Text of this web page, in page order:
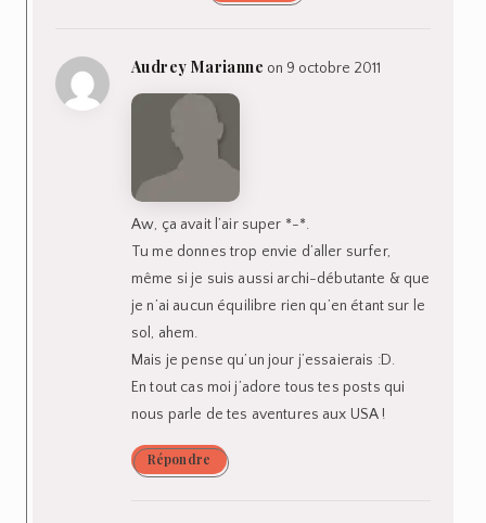
Audrey Marianne on 9 octobre 2011
Aw, ça avait l’air super *-*.
Tu me donnes trop envie d’aller surfer,
même si je suis aussi archi-débutante & que
je n’ai aucun équilibre rien qu’en étant sur le
sol, ahem.
Mais je pense qu’un jour j’essaierais :D.
En tout cas moi j’adore tous tes posts qui
nous parle de tes aventures aux USA !
Répondre